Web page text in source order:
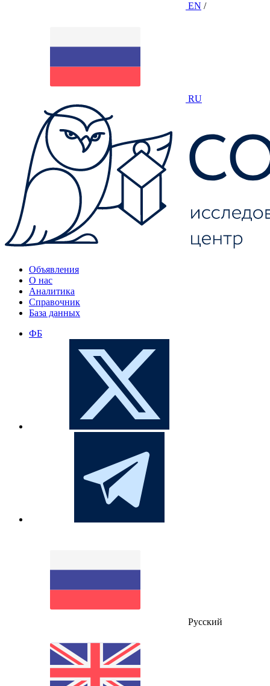
EN /
RU
Объявления
О нас
Аналитика
Справочник
База данных
ФБ
Русский